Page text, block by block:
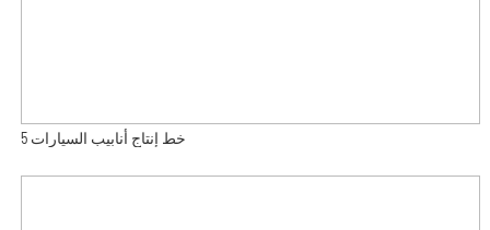
خط إنتاج أنابيب السيارات 5